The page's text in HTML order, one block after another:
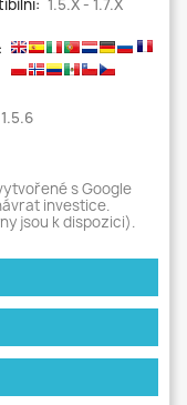
1.5.6
s Google
investice.
jsou k dispozici).